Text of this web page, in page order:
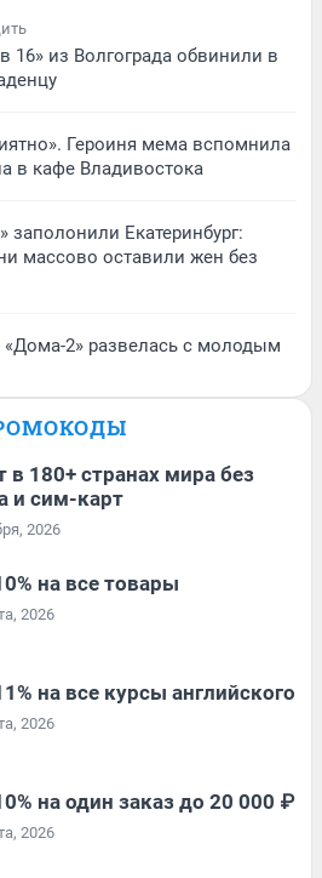
16» из Волгограда обвинили в
Героиня мема вспомнила
в кафе Владивостока
заполонили Екатеринбург:
массово оставили жен без
«Дома-2» развелась с молодым
в 180+ странах мира без
и сим-карт
2026
на все товары
2026
на все курсы английского
2026
на один заказ до 20 000 ₽
2026